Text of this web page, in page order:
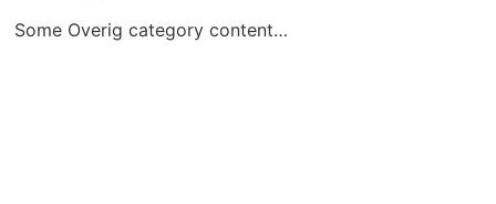
Some Overig category content…